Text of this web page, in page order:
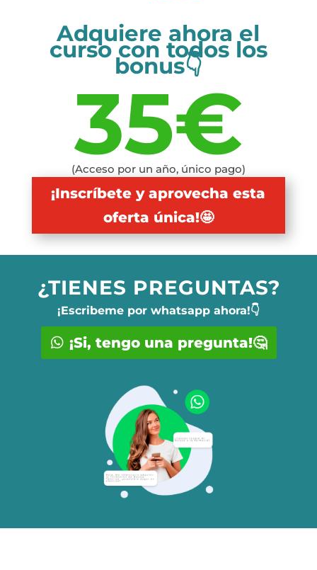
Adquiere ahora el
curso con todos los
bonus👇
35€
(Acceso por un año, único pago)
¡Inscríbete y aprovecha esta
oferta única!🤩
¿TIENES PREGUNTAS?
¡Escribeme por whatsapp ahora!👇
¡Si, tengo una pregunta!🤔